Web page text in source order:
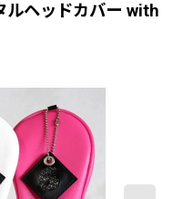
ルヘッドカバー with